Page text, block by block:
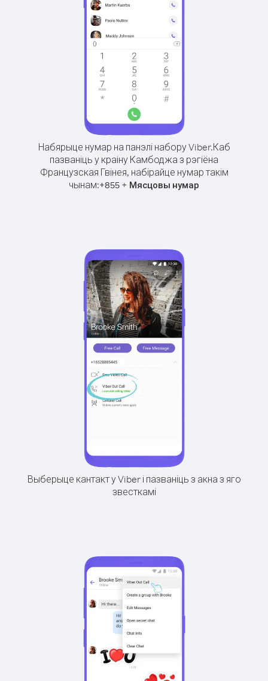
Набярыце нумар на панэлі набору Viber.Каб
пазваніць у краіну Камбоджа з рэгіёна
Французская Гвінея, набірайце нумар такім
чынам:+855 + Мясцовы нумар
Выберыце кантакт у Viber і пазваніць з акна з яго
звесткамі